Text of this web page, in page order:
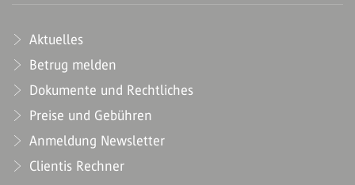
Aktuelles
Betrug melden
Dokumente und Rechtliches
Preise und Gebühren
Anmeldung Newsletter
Clientis Rechner